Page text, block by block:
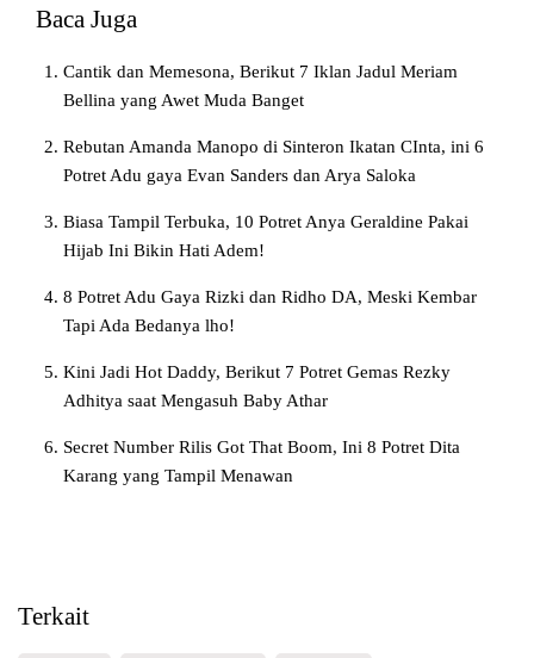
Baca Juga
Cantik dan Memesona, Berikut 7 Iklan Jadul Meriam
Bellina yang Awet Muda Banget
Rebutan Amanda Manopo di Sinteron Ikatan CInta, ini 6
Potret Adu gaya Evan Sanders dan Arya Saloka
Biasa Tampil Terbuka, 10 Potret Anya Geraldine Pakai
Hijab Ini Bikin Hati Adem!
8 Potret Adu Gaya Rizki dan Ridho DA, Meski Kembar
Tapi Ada Bedanya lho!
Kini Jadi Hot Daddy, Berikut 7 Potret Gemas Rezky
Adhitya saat Mengasuh Baby Athar
Secret Number Rilis Got That Boom, Ini 8 Potret Dita
Karang yang Tampil Menawan
Terkait